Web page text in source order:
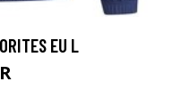
EU L